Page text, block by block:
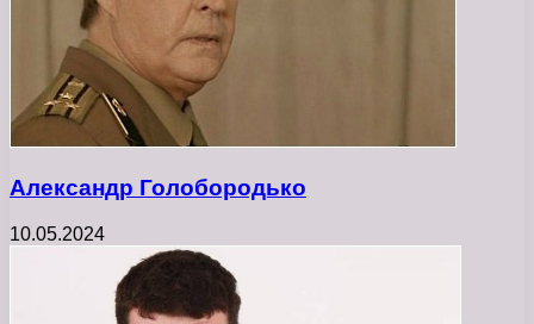
Александр Голобородько
10.05.2024